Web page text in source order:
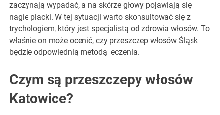
zaczynają wypadać, a na skórze głowy pojawiają się
nagie placki. W tej sytuacji warto skonsultować się z
trychologiem, który jest specjalistą od zdrowia włosów. To
właśnie on może ocenić, czy przeszczep włosów Śląsk
będzie odpowiednią metodą leczenia.
Czym są przeszczepy włosów
Katowice?